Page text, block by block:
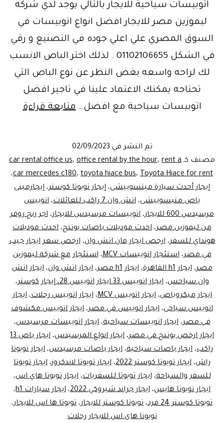
اتوبيسات سياحية للايجار بالتالي يوجد لدي شركه
ليموزين مصر للايجار افضل انواع اتوبيسات في
السوق المصري علي اعلي جوده في التصنيع و رقي
في الشكل 01102106655 . لذلك اختر الباص الانسب
لك لراحه واسعه بغض النظر عن نوع الباص التي
تحتاجه يمكنك الاعتماد علينا في تاجير افضل
اتوبيسات سياحية مع افضل…متابعة قراءة
تم النشر في 02/09/2023
مصنف كـ
car rental office us، office rental by the hour، rent a
car mercedes c180، toyota hiace bus، Toyota Hiace for rent
،
إيجار أحدث سيارة ميتسوبيشى، إيجار تويوتا كوستر، إيجارمينى
باص متيسوبيشى، اتش وان 7 راكب للعائلات ، اتوبيس
مرسيدس 600 للايجار
، اتوبيسات مرسيدس للايجار، اجر رنج روفر
من ليموزين مصر، احدث موديلات باصات يوتنج، احدث موديلات
هونداي للسفر،ارخص ايجار فان اتش وان،ارخص سعر ايجار جيب
في مصر،استئجار اتوبيسات MCV ،استئجار مع شركة ليموزين
مصر،ايجار h1 القاهرة ،ايجار h1 مصر ،ايجار اتش وان،ايجار اتش
وان سياحس،
ايجار اتوبيس 33 ايجار اتوبيس 28، إيجار كوستر،
ايجار ميكروباص،ايجار اتوبيس MCV ،ايجار اتوبيس رحلات،ايجار
اتوبيس سياحى، ايجار اتوبيس في مصر، ايجار اتوبيس مكشوف
فى مصر،ايجار اتوبيسات سياحية،ايجار اتوبيسات مرسيدس،
ايجار ارخص يوتنج في مصر، ايجار انواع المرسيدس،
ايجار باص 13
راكب، ايجار باصات سياحية، ايجار باصات مرسيدس، ايجار تويوتا
راش، ايجار تويوتا كوستر 2022 ، ايجار تويوتا لاندكروز، ايجار تويوتا
للسفر والسياحة،ايجار تويوتا للسفريات،ايجار تويوتا هاي اس،
ايجار تويوتا هايس، ايجار جراند شيروكي 2022 ، ايجار سيارات h1
،
تويوتا كوستر 24 فرد
، تويوتا كوستر للايجار، تويوتا ها اس للايجار،
تويوتا هاى اس للايجار رحلات